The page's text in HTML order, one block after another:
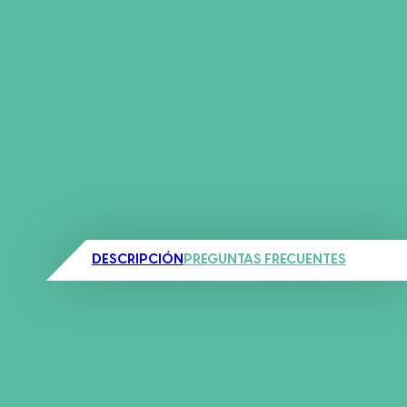
DESCRIPCIÓN PREGUNTAS FRECUENTES